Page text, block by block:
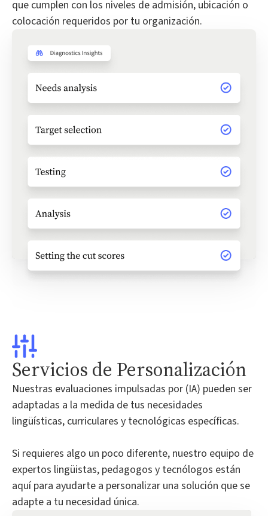
que cumplen con los niveles de admisión, ubicación o
colocación requeridos por tu organización.
Servicios de Personalización
Nuestras evaluaciones impulsadas por (IA) pueden ser
adaptadas a la medida de tus necesidades
lingüísticas, curriculares y tecnológicas específicas.
Si requieres algo un poco diferente, nuestro equipo de
expertos lingüistas, pedagogos y tecnólogos están
aquí para ayudarte a personalizar una solución que se
adapte a tu necesidad única.